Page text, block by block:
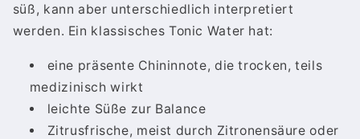
süß, kann aber unterschiedlich interpretiert
werden. Ein klassisches Tonic Water hat:
eine präsente Chininnote, die trocken, teils
medizinisch wirkt
leichte Süße zur Balance
Zitrusfrische, meist durch Zitronensäure oder